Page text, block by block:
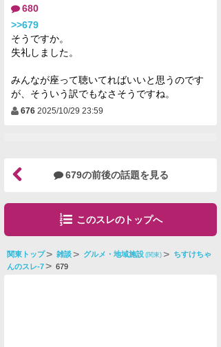
680
>>679
そうですか。
失礼しました。
みんなが座って聴いてればいいと思うのです
が、そういう訳でもなさそうですね。
676 2025/10/29 23:59
679の前後の話題を見る
このスレのトップへ
関東トップ 雑談 グルメ・地域施設 (関東)
ちすけちゃ
んのスレ-7
679